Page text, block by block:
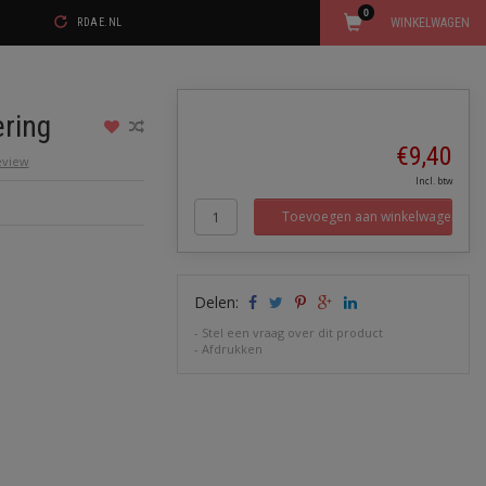
RDAE.NL WINKELWAGEN
0
€9,40
Incl. btw
Toevoegen aan winkelwagen
Delen:
- Stel een vraag over dit product
-Afdrukken